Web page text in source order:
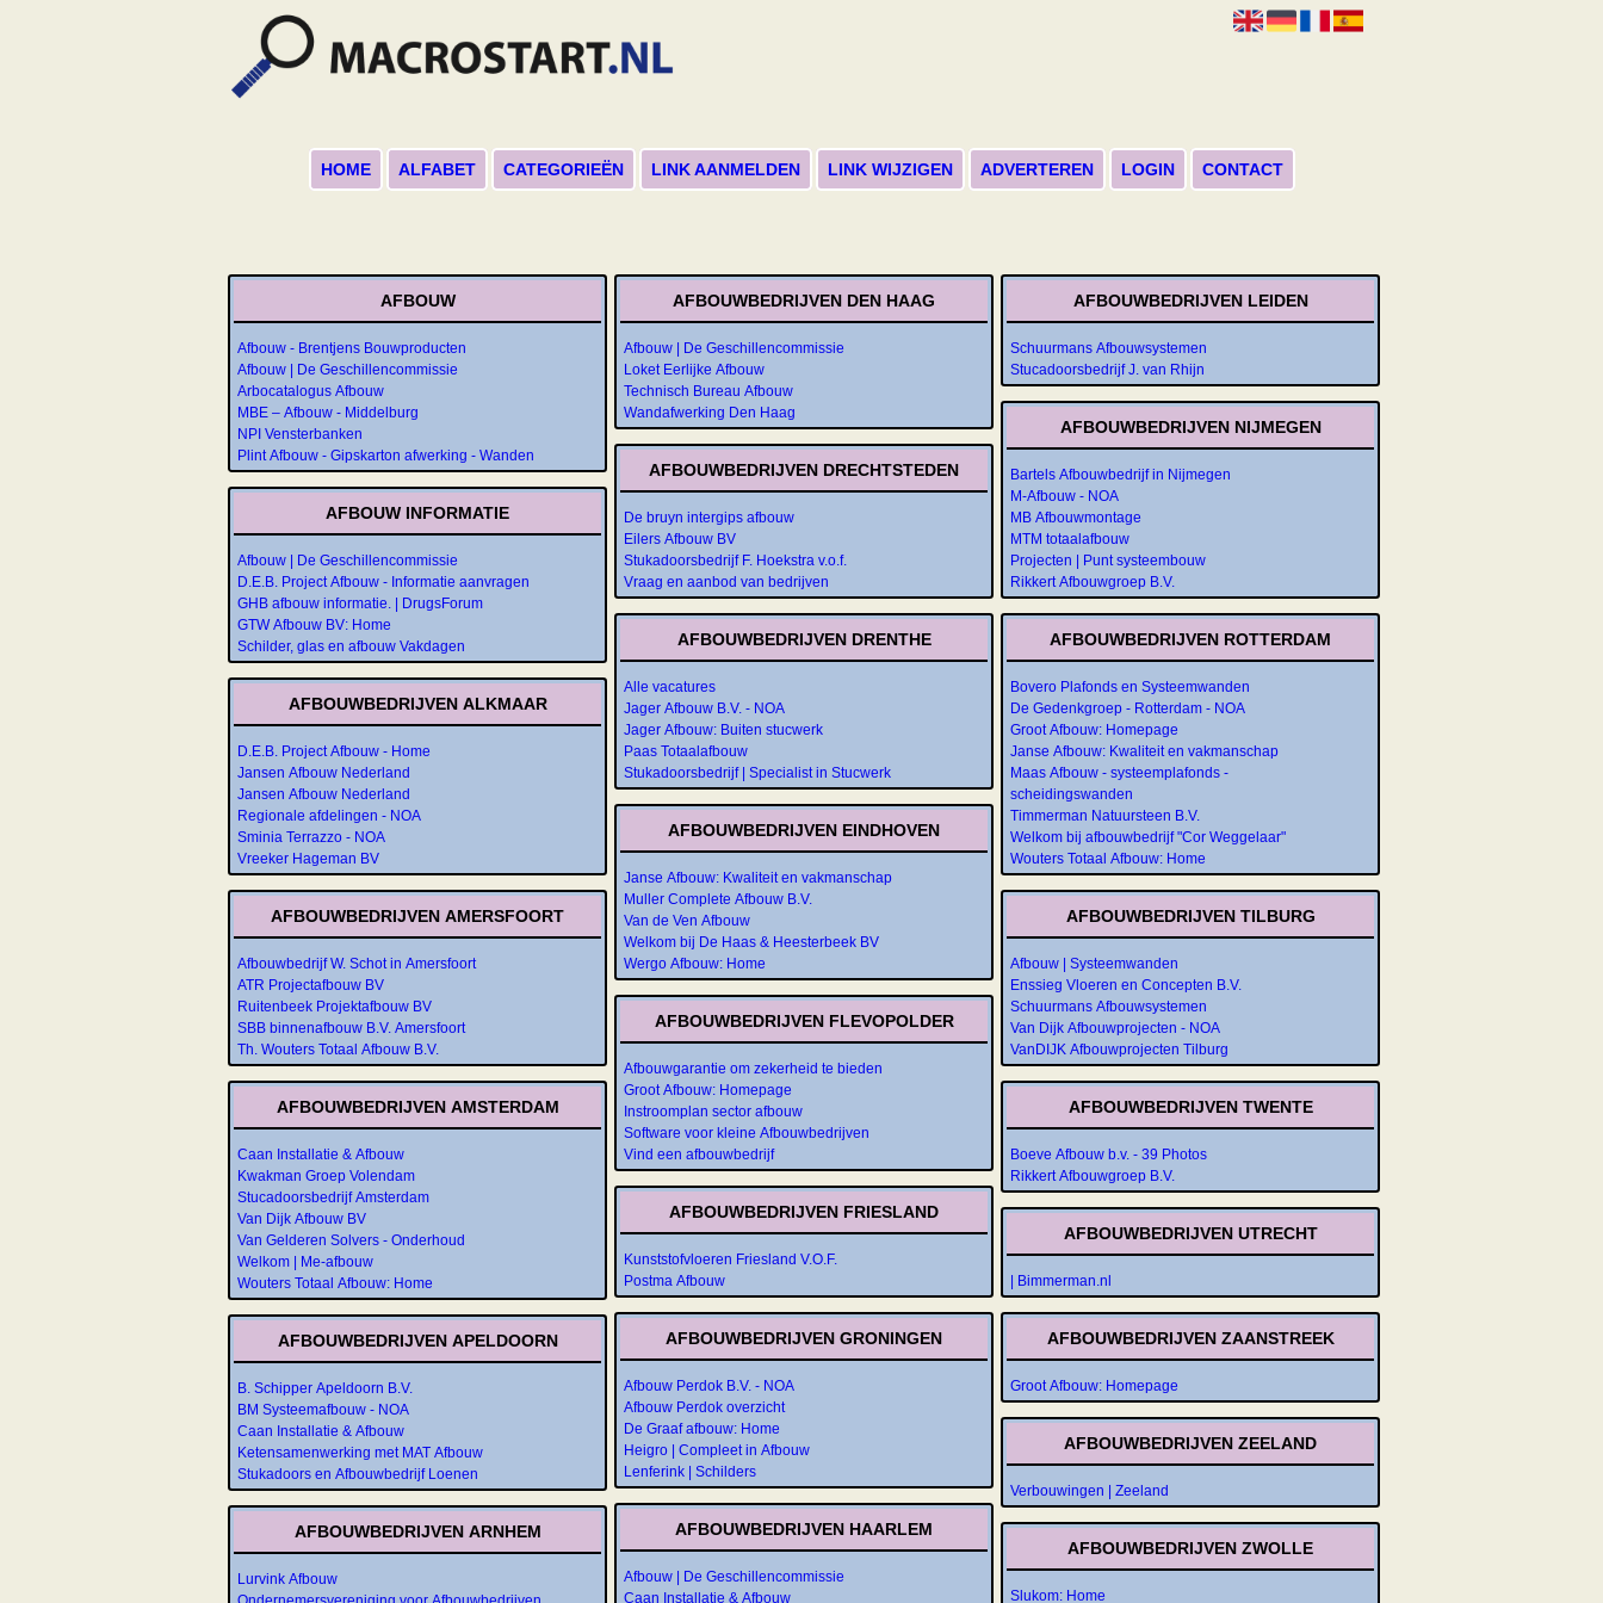
HOME ALFABET CATEGORIEËN LINK AANMELDEN LINK WIJZIGEN ADVERTEREN LOGIN CONTACT
AFBOUW
Afbouw - Brentjens Bouwproducten
Afbouw | De Geschillencommissie
Arbocatalogus Afbouw
MBE – Afbouw - Middelburg
NPI Vensterbanken
Plint Afbouw - Gipskarton afwerking - Wanden
AFBOUW INFORMATIE
Afbouw | De Geschillencommissie
D.E.B. Project Afbouw - Informatie aanvragen
GHB afbouw informatie. | DrugsForum
GTW Afbouw BV: Home
Schilder, glas en afbouw Vakdagen
AFBOUWBEDRIJVEN ALKMAAR
D.E.B. Project Afbouw - Home
Jansen Afbouw Nederland
Jansen Afbouw Nederland
Regionale afdelingen - NOA
Sminia Terrazzo - NOA
Vreeker Hageman BV
AFBOUWBEDRIJVEN AMERSFOORT
Afbouwbedrijf W. Schot in Amersfoort
ATR Projectafbouw BV
Ruitenbeek Projektafbouw BV
SBB binnenafbouw B.V. Amersfoort
Th. Wouters Totaal Afbouw B.V.
AFBOUWBEDRIJVEN AMSTERDAM
Caan Installatie & Afbouw
Kwakman Groep Volendam
Stucadoorsbedrijf Amsterdam
Van Dijk Afbouw BV
Van Gelderen Solvers - Onderhoud
Welkom | Me-afbouw
Wouters Totaal Afbouw: Home
AFBOUWBEDRIJVEN APELDOORN
B. Schipper Apeldoorn B.V.
BM Systeemafbouw - NOA
Caan Installatie & Afbouw
Ketensamenwerking met MAT Afbouw
Stukadoors en Afbouwbedrijf Loenen
AFBOUWBEDRIJVEN ARNHEM
Lurvink Afbouw
AFBOUWBEDRIJVEN DEN HAAG
Afbouw | De Geschillencommissie
Loket Eerlijke Afbouw
Technisch Bureau Afbouw
Wandafwerking Den Haag
AFBOUWBEDRIJVEN DRECHTSTEDEN
De bruyn intergips afbouw
Eilers Afbouw BV
Stukadoorsbedrijf F. Hoekstra v.o.f.
Vraag en aanbod van bedrijven
AFBOUWBEDRIJVEN DRENTHE
Alle vacatures
Jager Afbouw B.V. - NOA
Jager Afbouw: Buiten stucwerk
Paas Totaalafbouw
Stukadoorsbedrijf | Specialist in Stucwerk
AFBOUWBEDRIJVEN EINDHOVEN
Janse Afbouw: Kwaliteit en vakmanschap
Muller Complete Afbouw B.V.
Van de Ven Afbouw
Welkom bij De Haas & Heesterbeek BV
Wergo Afbouw: Home
AFBOUWBEDRIJVEN FLEVOPOLDER
Afbouwgarantie om zekerheid te bieden
Groot Afbouw: Homepage
Instroomplan sector afbouw
Software voor kleine Afbouwbedrijven
Vind een afbouwbedrijf
AFBOUWBEDRIJVEN FRIESLAND
Kunststofvloeren Friesland V.O.F.
Postma Afbouw
AFBOUWBEDRIJVEN GRONINGEN
Afbouw Perdok B.V. - NOA
Afbouw Perdok overzicht
De Graaf afbouw: Home
Heigro | Compleet in Afbouw
Lenferink | Schilders
AFBOUWBEDRIJVEN HAARLEM
Afbouw | De Geschillencommissie
Caan Installatie & Afbouw
AFBOUWBEDRIJVEN LEIDEN
Schuurmans Afbouwsystemen
Stucadoorsbedrijf J. van Rhijn
AFBOUWBEDRIJVEN NIJMEGEN
Bartels Afbouwbedrijf in Nijmegen
M-Afbouw - NOA
MB Afbouwmontage
MTM totaalafbouw
Projecten | Punt systeembouw
Rikkert Afbouwgroep B.V.
AFBOUWBEDRIJVEN ROTTERDAM
Bovero Plafonds en Systeemwanden
De Gedenkgroep - Rotterdam - NOA
Groot Afbouw: Homepage
Janse Afbouw: Kwaliteit en vakmanschap
Maas Afbouw - systeemplafonds -
scheidingswanden
Timmerman Natuursteen B.V.
Welkom bij afbouwbedrijf "Cor Weggelaar"
Wouters Totaal Afbouw: Home
AFBOUWBEDRIJVEN TILBURG
Afbouw | Systeemwanden
Enssieg Vloeren en Concepten B.V.
Schuurmans Afbouwsystemen
Van Dijk Afbouwprojecten - NOA
VanDIJK Afbouwprojecten Tilburg
AFBOUWBEDRIJVEN TWENTE
Boeve Afbouw b.v. - 39 Photos
Rikkert Afbouwgroep B.V.
AFBOUWBEDRIJVEN UTRECHT
| Bimmerman.nl
AFBOUWBEDRIJVEN ZAANSTREEK
Groot Afbouw: Homepage
AFBOUWBEDRIJVEN ZEELAND
Verbouwingen | Zeeland
AFBOUWBEDRIJVEN ZWOLLE
Slukom: Home